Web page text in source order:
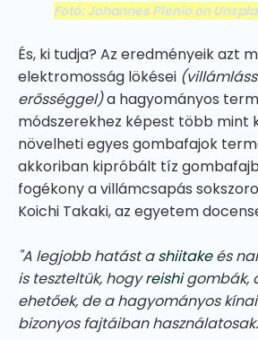
Fotó: Johannes Plenio on
És, ki tudja? Az eredményeik azt
elektromosság lökései
erősséggel)a hagyományos
módszerekhez képest több mint
növelheti egyes gombafajok
akkoriban kipróbált tíz
fogékony a villámcsapás
Koichi Takaki, az egyetem
"A legjobb hatást ashiitakeés
is teszteltük, hogyreishigombák,
ehetőek, de a hagyományos
bizonyos fajtáiban